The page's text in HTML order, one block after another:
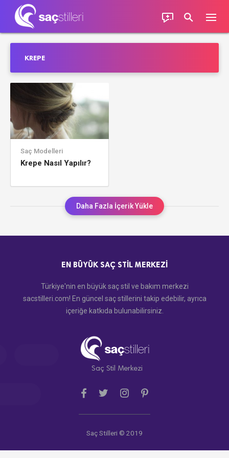
KREPE
Saç Modelleri
Krepe Nasıl Yapılır?
Daha Fazla İçerik Yükle
EN BÜYÜK SAÇ STIL MERKEZI
Türkiye'nin en büyük saç stil ve bakım merkezi
sacstilleri.com! En güncel saç stillerini takip edebilir, ayrıca
içeriğe katkıda bulunabilirsiniz.
Saç Stil Merkezi
Saç Stilleri © 2019